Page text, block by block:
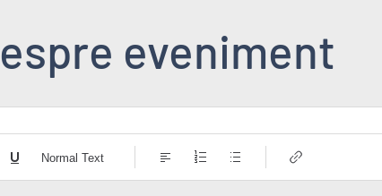
eveniment
Normal Text